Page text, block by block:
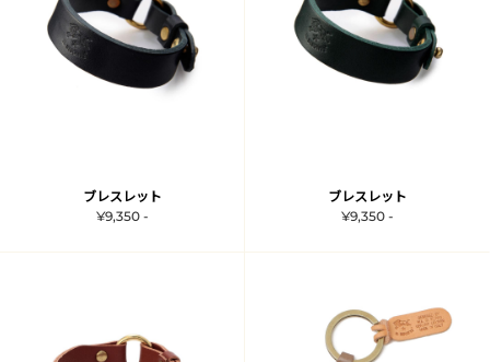
ブレスレット
¥9,350 -
ブレスレット
¥9,350 -